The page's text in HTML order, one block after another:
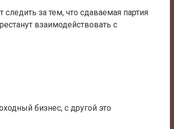
за тем, что сдаваемая партия
взаимодействовать с
бизнес, с другой это